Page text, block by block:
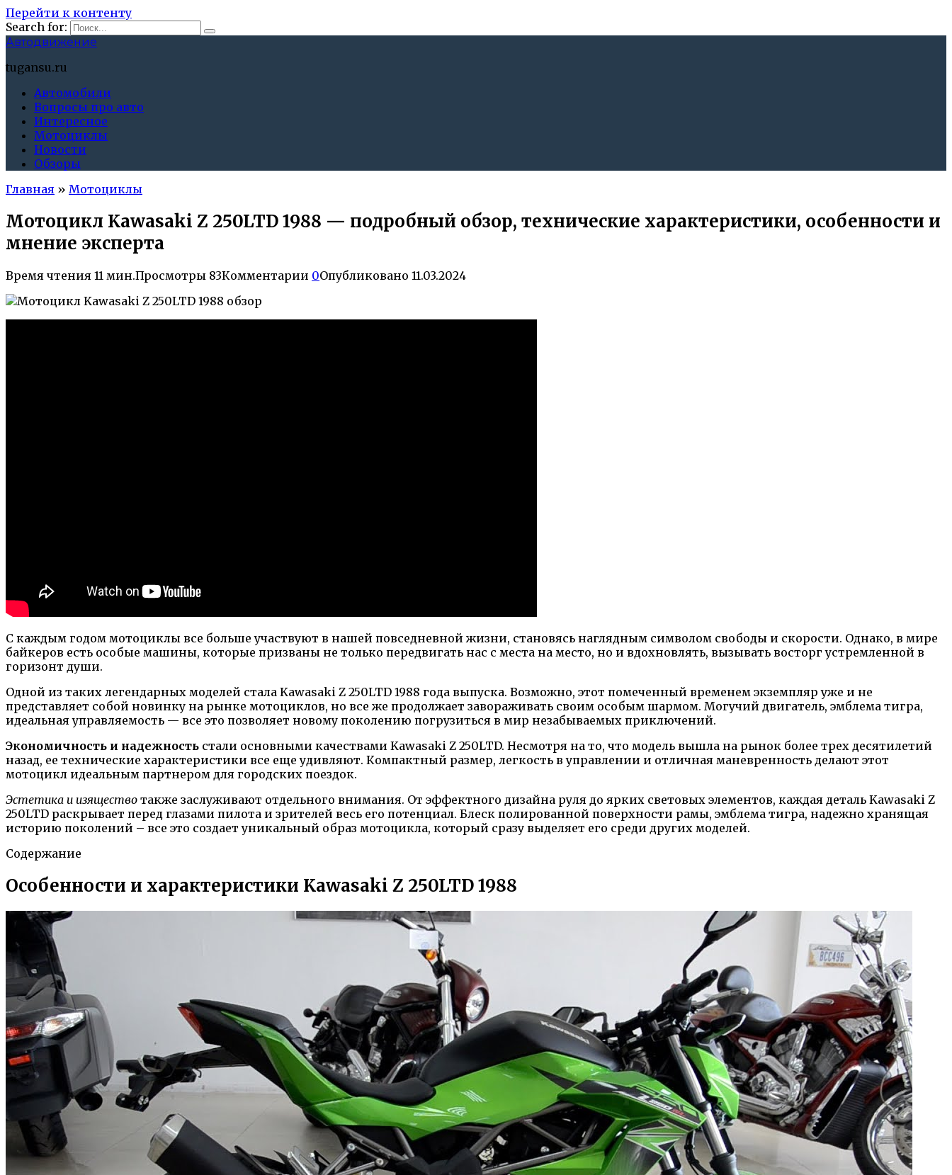
Перейти к контенту
Search for:
Автодвижение
tugansu.ru
Автомобили
Вопросы про авто
Интересное
Мотоциклы
Новости
Обзоры
Главная » Мотоциклы
Мотоцикл Kawasaki Z 250LTD 1988 — подробный обзор, технические характеристики, особенности и
мнение эксперта
Время чтения 11 мин.Просмотры 83Комментарии 0Опубликовано 11.03.2024
С каждым годом мотоциклы все больше участвуют в нашей повседневной жизни, становясь наглядным символом свободы и скорости. Однако, в мире
байкеров есть особые машины, которые призваны не только передвигать нас с места на место, но и вдохновлять, вызывать восторг устремленной в
горизонт души.
Одной из таких легендарных моделей стала Kawasaki Z 250LTD 1988 года выпуска. Возможно, этот помеченный временем экземпляр уже и не
представляет собой новинку на рынке мотоциклов, но все же продолжает завораживать своим особым шармом. Могучий двигатель, эмблема тигра,
идеальная управляемость — все это позволяет новому поколению погрузиться в мир незабываемых приключений.
Экономичность и надежность стали основными качествами Kawasaki Z 250LTD. Несмотря на то, что модель вышла на рынок более трех десятилетий
назад, ее технические характеристики все еще удивляют. Компактный размер, легкость в управлении и отличная маневренность делают этот
мотоцикл идеальным партнером для городских поездок.
Эстетика и изящество также заслуживают отдельного внимания. От эффектного дизайна руля до ярких световых элементов, каждая деталь Kawasaki Z
250LTD раскрывает перед глазами пилота и зрителей весь его потенциал. Блеск полированной поверхности рамы, эмблема тигра, надежно хранящая
историю поколений – все это создает уникальный образ мотоцикла, который сразу выделяет его среди других моделей.
Содержание
Особенности и характеристики Kawasaki Z 250LTD 1988